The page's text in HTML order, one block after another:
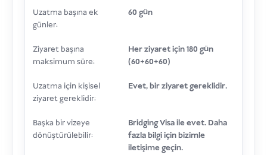
Uzatma başına ek
günler:
60 gün
Ziyaret başına
maksimum süre:
Her ziyaret için 180 gün
(60+60+60)
Uzatma için kişisel
ziyaret gereklidir:
Evet, bir ziyaret gereklidir.
Başka bir vizeye
dönüştürülebilir:
Bridging Visa ile evet. Daha
fazla bilgi için bizimle
iletişime geçin.